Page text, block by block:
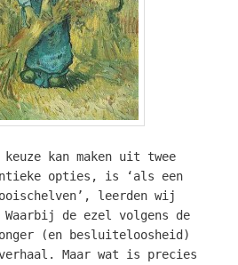
kan maken uit twee
opties, is ‘als een
leerden wij
de ezel volgens de
(en besluiteloosheid)
Maar wat is precies